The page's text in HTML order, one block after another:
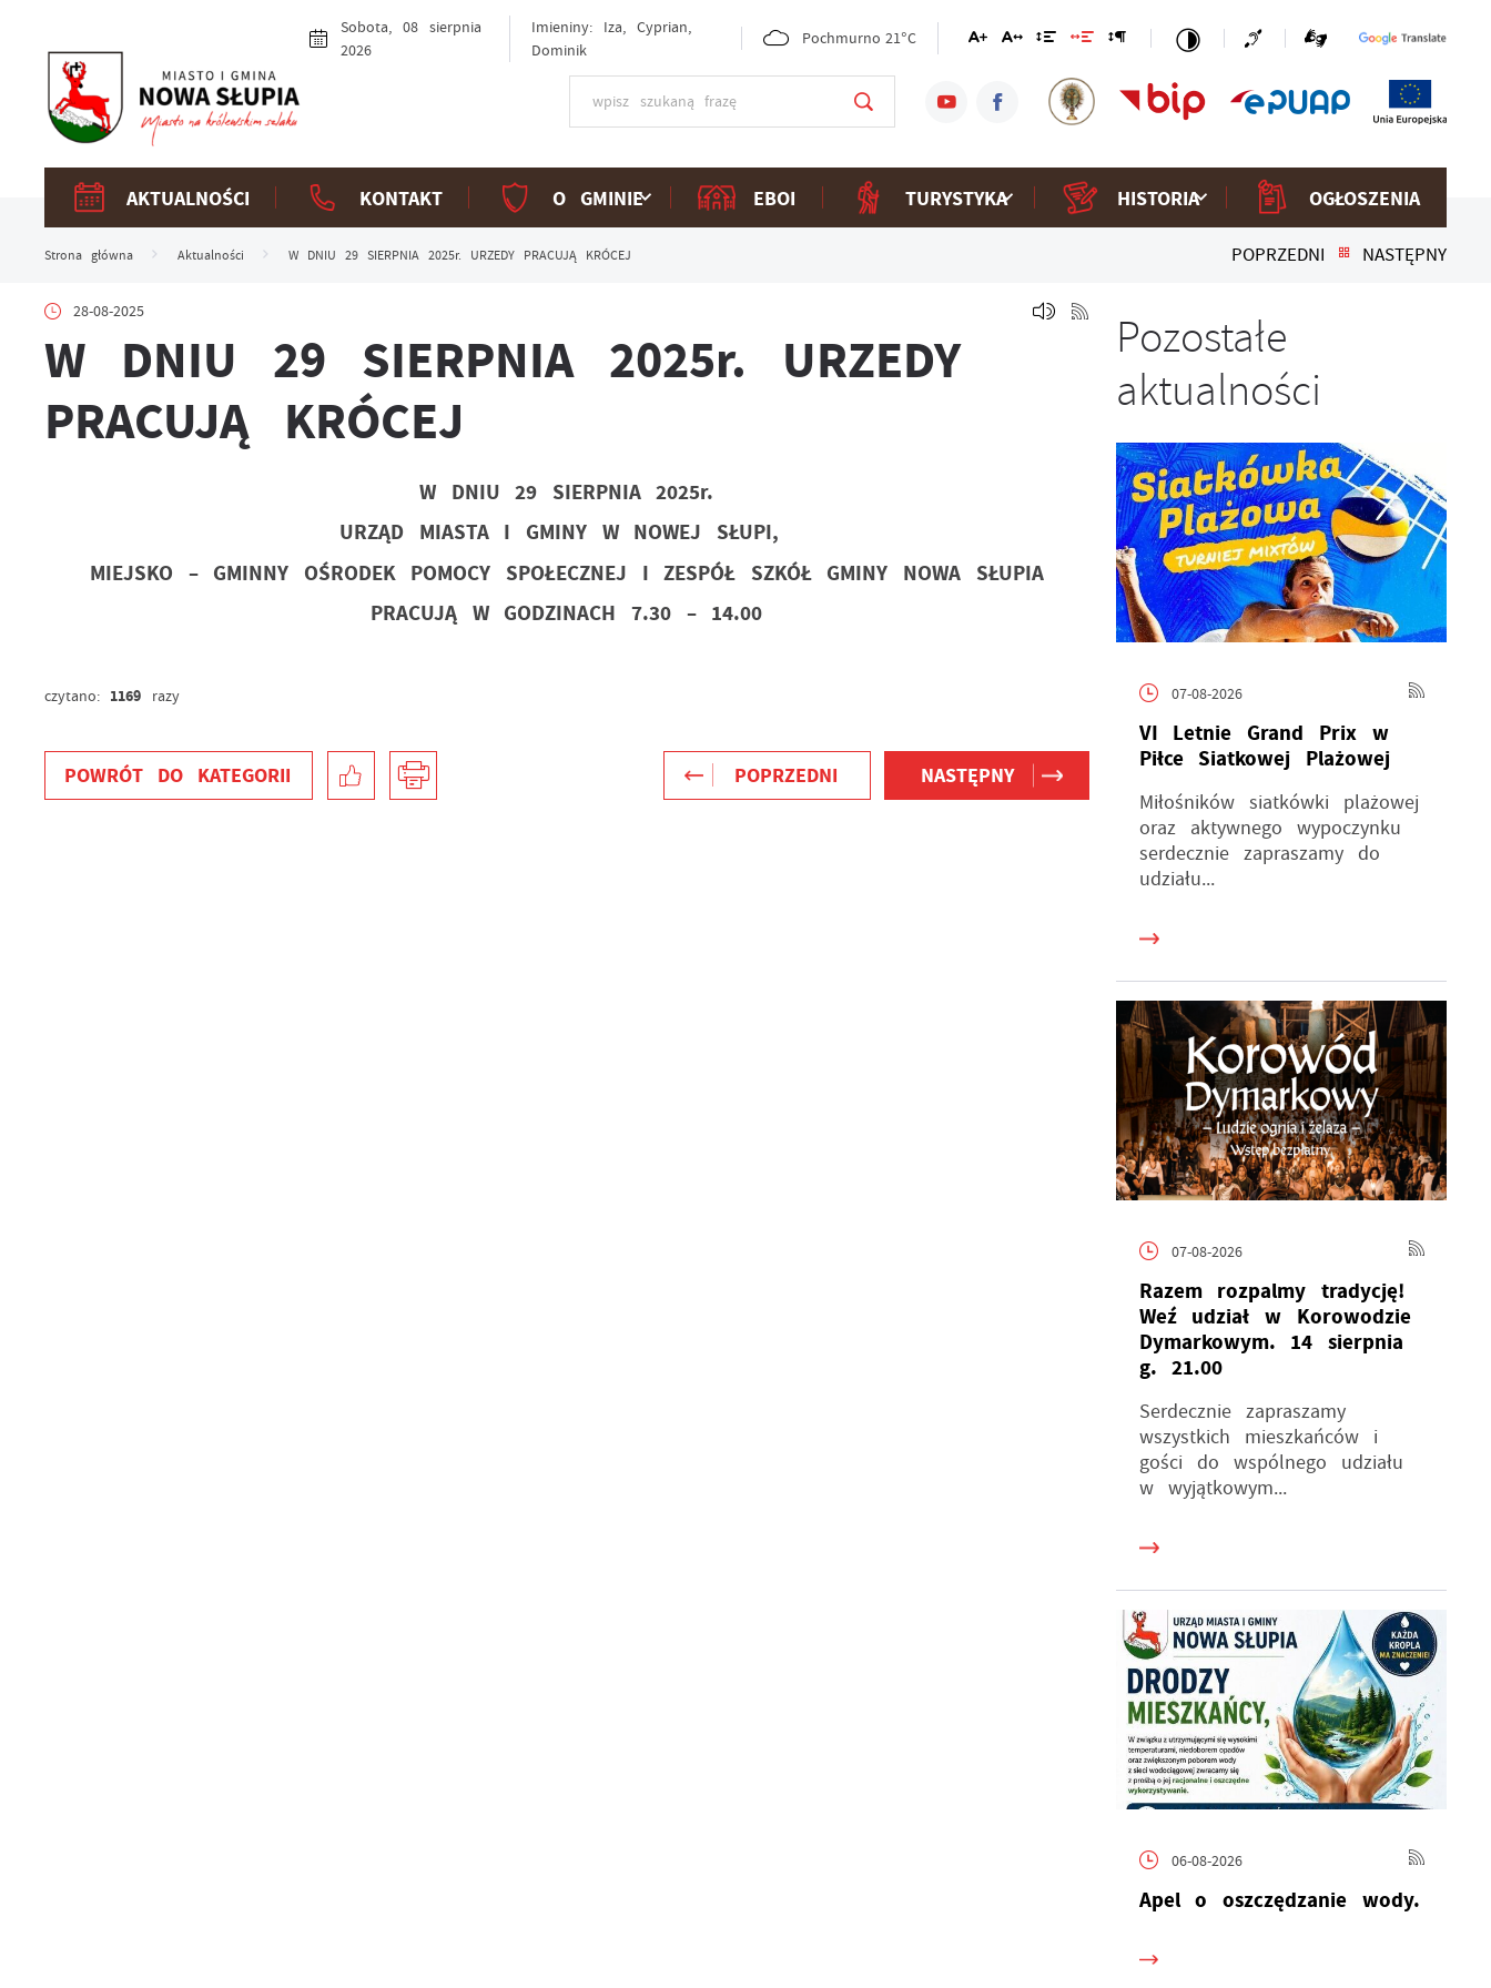
Sobota, 08 sierpnia
2026
Imieniny: Iza, Cyprian,
Dominik
Pochmurno 21°C
AKTUALNOŚCI KONTAKT O GMINIE EBOI TURYSTYKA HISTORIA OGŁOSZENIA
Strona główna Aktualności W DNIU 29 SIERPNIA 2025r. URZEDY PRACUJĄ KRÓCEJ POPRZEDNI NASTĘPNY
28-08-2025
W DNIU 29 SIERPNIA 2025r. URZEDY
PRACUJĄ KRÓCEJ
W DNIU 29 SIERPNIA 2025r.
URZĄD MIASTA I GMINY W NOWEJ SŁUPI,
MIEJSKO – GMINNY OŚRODEK POMOCY SPOŁECZNEJ I ZESPÓŁ SZKÓŁ GMINY NOWA SŁUPIA
PRACUJĄ W GODZINACH 7.30 – 14.00
czytano: 1169 razy
POWRÓT DO KATEGORII POPRZEDNI NASTĘPNY
Pozostałe
aktualności
07-08-2026
VI Letnie Grand Prix w
Piłce Siatkowej Plażowej
Miłośników siatkówki plażowej
oraz aktywnego wypoczynku
serdecznie zapraszamy do
udziału...
07-08-2026
Razem rozpalmy tradycję!
Weź udział w Korowodzie
Dymarkowym. 14 sierpnia
g. 21.00
Serdecznie zapraszamy
wszystkich mieszkańców i
gości do wspólnego udziału
w wyjątkowym...
06-08-2026
Apel o oszczędzanie wody.